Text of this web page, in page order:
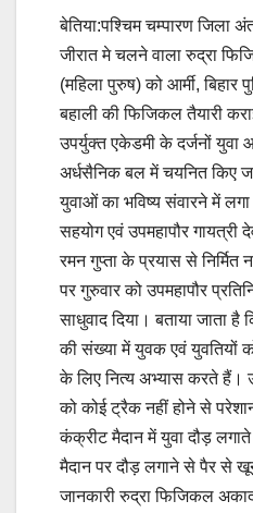
बेतिया:पश्चिम चम्पारण जिला
जीरात मे चलने वाला रुद्रा
(महिला पुरुष) को आर्मी,
बहाली की फिजिकल तैयारी
उपर्युक्त एकेडमी के दर्जनों युवा
अर्धसैनिक बल में चयनित किए
युवाओं का भविष्य संवारने में
सहयोग एवं उपमहापौर गायत्री
रमन गुप्ता के प्रयास से
पर गुरुवार को उपमहापौर
साधुवाद दिया। बताया जाता
की संख्या में युवक एवं युवतियों
के लिए नित्य अभ्यास करते हैं।
को कोई ट्रैक नहीं होने से
कंक्रीट मैदान में युवा दौड़
मैदान पर दौड़ लगाने से पैर से
जानकारी रुद्रा फिजिकल